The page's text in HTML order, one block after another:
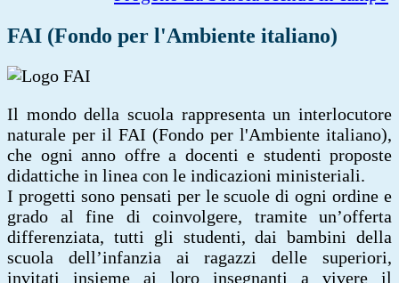
FAI (Fondo per l'Ambiente italiano)
Il mondo della scuola rappresenta un interlocutore
naturale per il FAI (Fondo per l'Ambiente italiano),
che ogni anno offre a docenti e studenti proposte
didattiche in linea con le indicazioni ministeriali.
I progetti sono pensati per le scuole di ogni ordine e
grado al fine di coinvolgere, tramite un’offerta
differenziata, tutti gli studenti, dai bambini della
scuola dell’infanzia ai ragazzi delle superiori,
invitati insieme ai loro insegnanti a vivere il